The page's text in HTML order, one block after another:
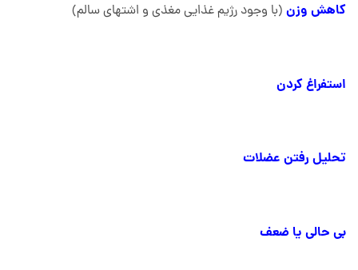
کاهش وزن (با وجود رژیم غذایی مغذی و اشتهای سالم)
استفراغ کردن
تحلیل رفتن عضلات
بی حالی یا ضعف